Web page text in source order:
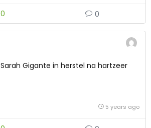
0 0
Sarah Gigante in herstel na hartzeer
5 years ago